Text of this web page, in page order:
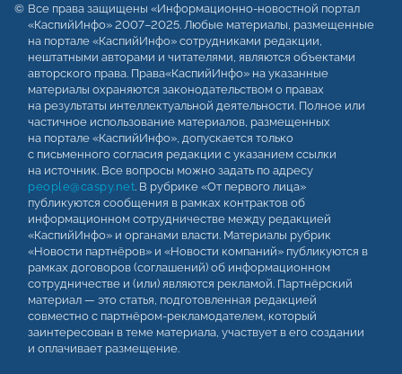
Все права защищены «Информационно-новостной портал
«КаспийИнфо» 2007–2025. Любые материалы, размещенные
на портале «КаспийИнфо» сотрудниками редакции,
нештатными авторами и читателями, являются объектами
авторского права. Права«КаспийИнфо» на указанные
материалы охраняются законодательством о правах
на результаты интеллектуальной деятельности. Полное или
частичное использование материалов, размещенных
на портале «КаспийИнфо», допускается только
с письменного согласия редакции с указанием ссылки
на источник. Все вопросы можно задать по адресу
people@caspy.net. В рубрике «От первого лица»
публикуются сообщения в рамках контрактов об
информационном сотрудничестве между редакцией
«КаспийИнфо» и органами власти. Материалы рубрик
«Новости партнёров» и «Новости компаний» публикуются в
рамках договоров (соглашений) об информационном
сотрудничестве и (или) являются рекламой. Партнёрский
материал — это статья, подготовленная редакцией
совместно с партнёром-рекламодателем, который
заинтересован в теме материала, участвует в его создании
и оплачивает размещение.